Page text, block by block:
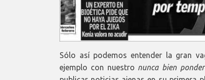
Sólo así podemos entender la gran
ejemplo con nuestro nunca bien